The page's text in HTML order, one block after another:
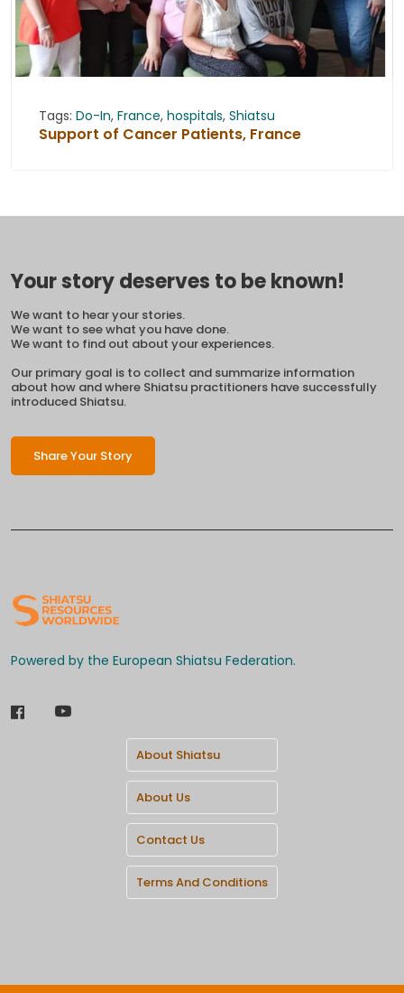
Tags: Do-In, France, hospitals, Shiatsu
Support of Cancer Patients, France
Your story deserves to be known!
We want to hear your stories.
We want to see what you have done.
We want to find out about your experiences.
Our primary goal is to collect and summarize information
about how and where Shiatsu practitioners have successfully
introduced Shiatsu.
Share Your Story
Powered by the European Shiatsu Federation.
About Shiatsu
About Us
Contact Us
Terms And Conditions